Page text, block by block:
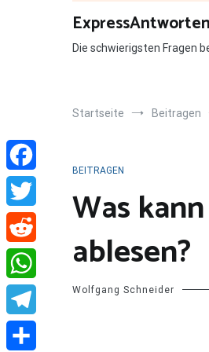
Die schwierigsten Fragen
Startseite Beitragen
BEITRAGEN
Was
ablesen?
Wolfgang Schneider
Facebook
Twitter
Reddit
WhatsApp
Telegram